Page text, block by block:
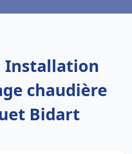
Installation
chaudière
Bidart